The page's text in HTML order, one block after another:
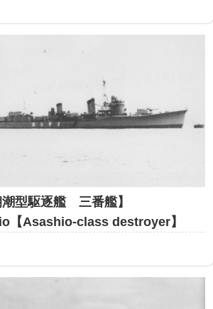
型駆逐艦 三番艦】
【Asashio-class destroyer】